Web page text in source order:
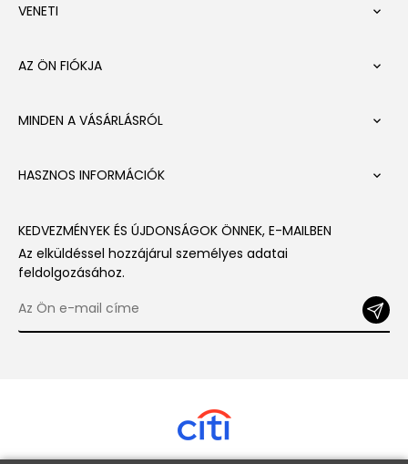
VENETI 
AZ ÖN FIÓKJA 
MINDEN A VÁSÁRLÁSRÓL 
HASZNOS INFORMÁCIÓK 
KEDVEZMÉNYEK ÉS ÚJDONSÁGOK ÖNNEK, E-MAILBEN
Az elküldéssel hozzájárul személyes adatai
feldolgozásához.